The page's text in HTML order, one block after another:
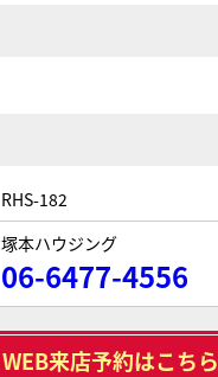
RHS-182
塚本ハウジング
06-6477-4556
WEB来店予約はこちら